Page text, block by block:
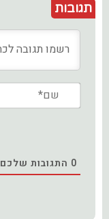
תגובות
0 התגובות שלכם